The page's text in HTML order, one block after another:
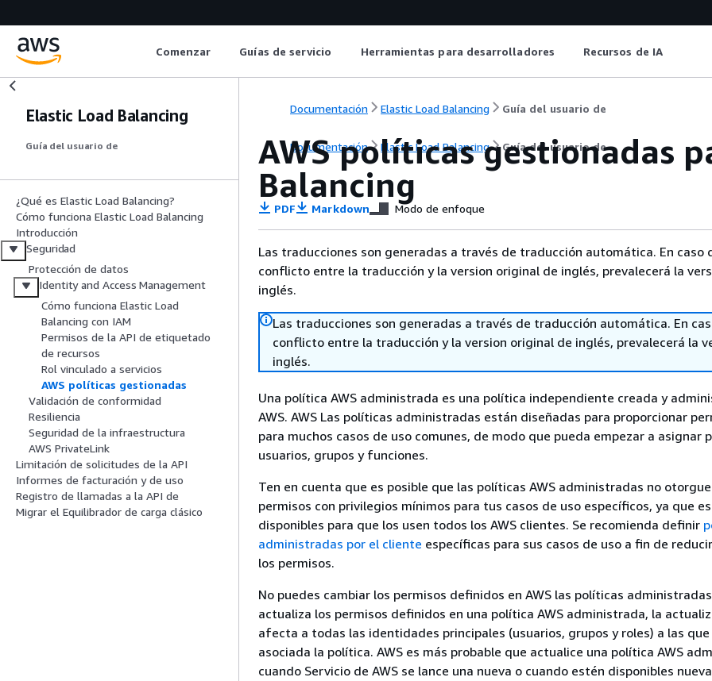
Comenzar Guías de servicio Herramientas para desarrolladores Recursos de IA
Elastic Load Balancing
Guía del usuario de
¿Qué es Elastic Load Balancing?
Cómo funciona Elastic Load Balancing
Introducción
Seguridad
Protección de datos
Identity and Access Management
Cómo funciona Elastic Load
Balancing con IAM
Permisos de la API de etiquetado
de recursos
Rol vinculado a servicios
AWS políticas gestionadas
Validación de conformidad
Resiliencia
Seguridad de la infraestructura
AWS PrivateLink
Limitación de solicitudes de la API
Informes de facturación y de uso
Registro de llamadas a la API de
Migrar el Equilibrador de carga clásico
Documentación Elastic Load Balancing Guía del usuario de
Documentación Elastic Load Balancing Guía del usuario de
AWS políticas gestionadas
Balancing
PDF Markdown Modo de enfoque
Las traducciones son generadas a través de traducción automática. En caso
conflicto entre la traducción y la version original de inglés, prevalecerá la
inglés.
Las traducciones son generadas a través de traducción automática. En
conflicto entre la traducción y la version original de inglés, prevalecerá la
inglés.
Una política AWS administrada es una política independiente creada y
AWS. AWS Las políticas administradas están diseñadas para proporcionar
para muchos casos de uso comunes, de modo que pueda empezar a asignar
usuarios, grupos y funciones.
Ten en cuenta que es posible que las políticas AWS administradas no
permisos con privilegios mínimos para tus casos de uso específicos, ya que
disponibles para que los usen todos los AWS clientes. Se recomienda definir
administradas por el cliente específicas para sus casos de uso a fin de
los permisos.
No puedes cambiar los permisos definidos en AWS las políticas
actualiza los permisos definidos en una política AWS administrada, la
afecta a todas las identidades principales (usuarios, grupos y roles) a las
asociada la política. AWS es más probable que actualice una política AWS
cuando Servicio de AWS se lance una nueva o cuando estén disponibles